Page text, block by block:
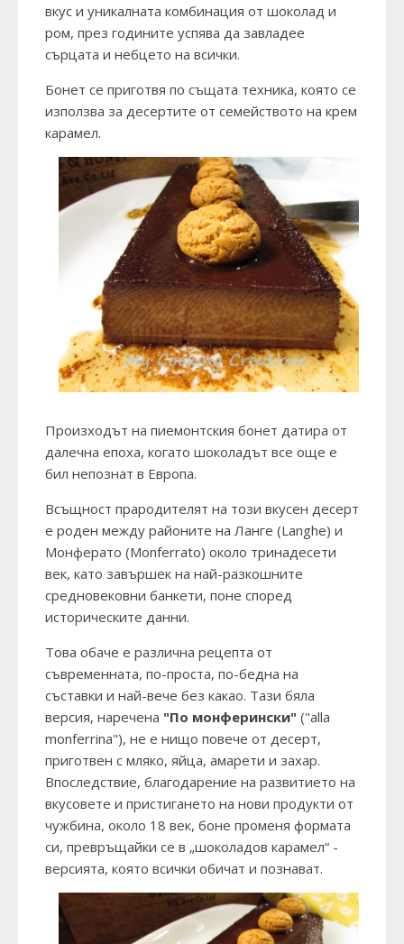
вкус и уникалната комбинация от шоколад и
ром, през годините успява да завладее
сърцата и небцето на всички.
Бонет се приготвя по същата техника, която се
използва за десертите от семейството на крем
карамел.
Произходът на пиемонтския бонет датира от
далечна епоха, когато шоколадът все още е
бил непознат в Европа.
Всъщност прародителят на този вкусен десерт
е роден между районите на Ланге (Langhe) и
Монферато (Monferrato) около тринадесети
век, като завършек на най-разкошните
средновековни банкети, поне според
историческите данни.
Това обаче е различна рецепта от
съвременната, по-проста, по-бедна на
съставки и най-вече без какао. Тази бяла
версия, наречена "По монферински" ("alla
monferrina"), не е нищо повече от десерт,
приготвен с мляко, яйца, амарети и захар.
Впоследствие, благодарение на развитието на
вкусовете и пристигането на нови продукти от
чужбина, около 18 век, боне променя формата
си, превръщайки се в „шоколадов карамел“ -
версията, която всички обичат и познават.